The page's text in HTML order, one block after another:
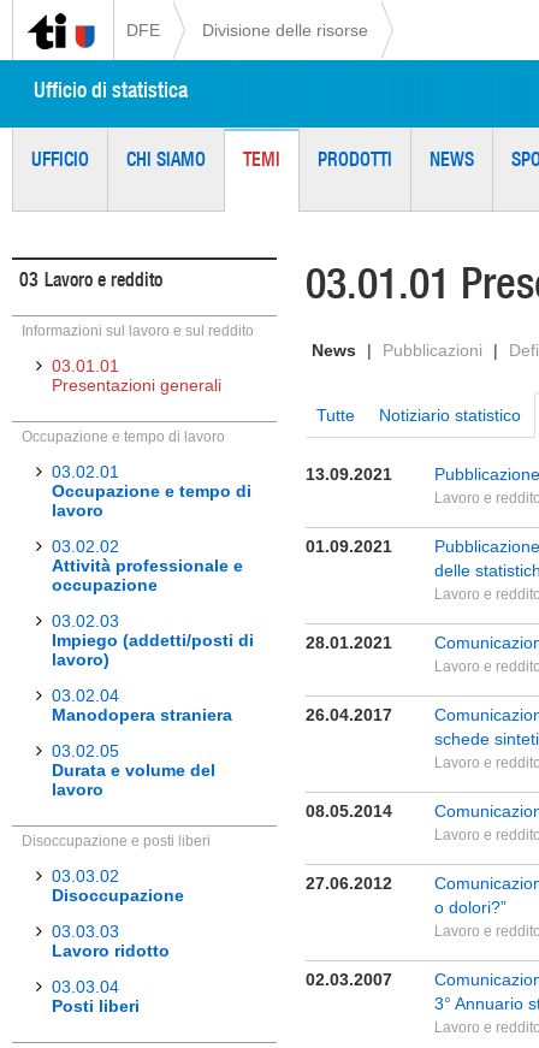
DFE Divisione delle risorse
Ufficio di statistica
UFFICIO CHI SIAMO TEMI PRODOTTI NEWS
03 Lavoro e reddito
Informazioni sul lavoro e sul reddito
03.01.01
Presentazioni generali
Occupazione e tempo di lavoro
03.02.01
Occupazione e tempo di
lavoro
03.02.02
Attività professionale e
occupazione
03.02.03
Impiego (addetti/posti di
lavoro)
03.02.04
Manodopera straniera
03.02.05
Durata e volume del
lavoro
Disoccupazione e posti liberi
03.03.02
Disoccupazione
03.03.03
Lavoro ridotto
03.03.04
Posti liberi
03.01.01
News | Pubblicazioni |
Tutte Notiziario statistico
13.09.2021
Lavoro e
01.09.2021
delle
Lavoro e
28.01.2021
Lavoro e
26.04.2017
schede
Lavoro e
08.05.2014
Lavoro e
27.06.2012
o dolori?”
Lavoro e
02.03.2007
3° Annuario
Lavoro e